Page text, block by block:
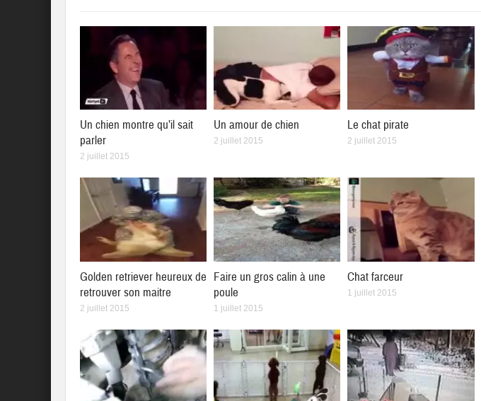
Un chien montre qu’il sait
parler
2 juillet 2015
Un amour de chien
2 juillet 2015
Le chat pirate
2 juillet 2015
Golden retriever heureux de
retrouver son maitre
2 juillet 2015
Faire un gros calin à une
poule
1 juillet 2015
Chat farceur
1 juillet 2015